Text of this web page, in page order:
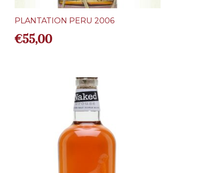
PLANTATION PERU 2006
€55,00